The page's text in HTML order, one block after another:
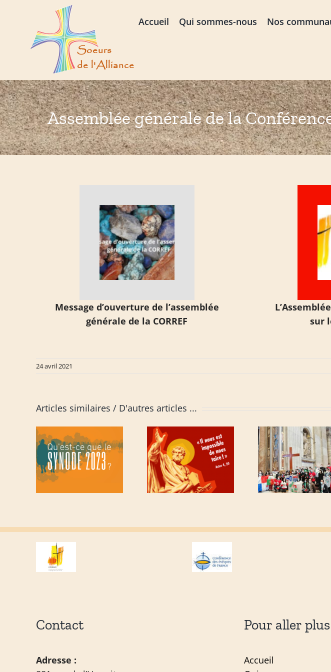
Accueil Qui sommes-nous Nos
Assemblée générale de la
Message d’ouverture de l’assemblée
générale de la CORREF
sur
24 avril 2021
Articles similaires
Contact
Adresse :
Pour aller
Accueil